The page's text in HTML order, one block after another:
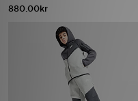
880.00kr